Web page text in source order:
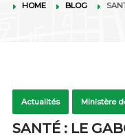
HOME BLOG
Actualités Ministère
SANTÉ : LE